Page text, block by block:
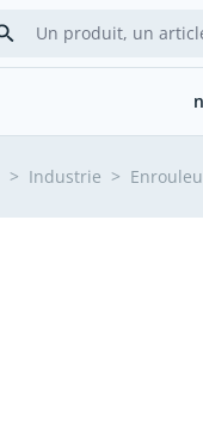
> Industrie >